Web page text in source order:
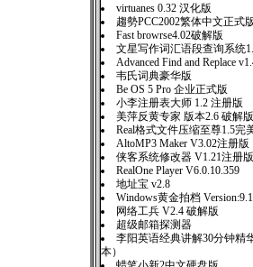
virtuanes 0.32 汉化版
趨勢PCC2002繁体中文正式
Fast browrse4.02破解版
文星写作词汇语段查询系统
Advanced Find and Replace
韦氏词典豪华版
Be OS 5 Pro 企业正式版
小李注册表大师 1.2 注册版
美萍反黄专家 版本2.6 破解版
Real格式文件压缩至尊1.5完
AltoMP3 Maker V3.02注册版
侠客系统修改器 V1.21注册版
RealOne Player V6.0.10.359
地址宝 v2.8
Windows黄金拍档
网络工兵 V2.4 破解版
超级邮箱探测器
李阳英语经典讲解30分钟精
本）